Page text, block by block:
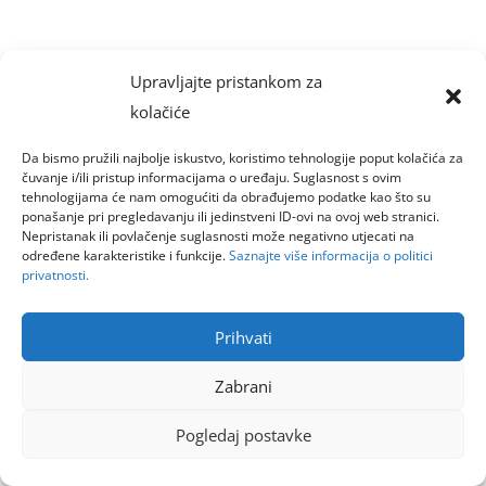
Upravljajte pristankom za
kolačiće
Da bismo pružili najbolje iskustvo, koristimo tehnologije poput kolačića za
čuvanje i/ili pristup informacijama o uređaju. Suglasnost s ovim
tehnologijama će nam omogućiti da obrađujemo podatke kao što su
ponašanje pri pregledavanju ili jedinstveni ID-ovi na ovoj web stranici.
Nepristanak ili povlačenje suglasnosti može negativno utjecati na
određene karakteristike i funkcije.Saznajte više informacija o politici
privatnosti.
Prihvati
Zabrani
Pogledaj postavke